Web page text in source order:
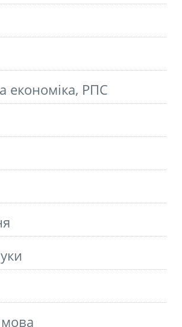
економіка, РПС
мова